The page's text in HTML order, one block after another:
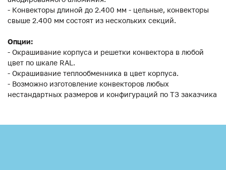
- Конвекторы длиной до 2.400 мм - цельные, конвекторы
свыше 2.400 мм состоят из нескольких секций.
Опции:
- Окрашивание корпуса и решетки конвектора в любой
цвет по шкале RAL.
- Окрашивание теплообменника в цвет корпуса.
- Возможно изготовление конвекторов любых
нестандартных размеров и конфигураций по ТЗ заказчика